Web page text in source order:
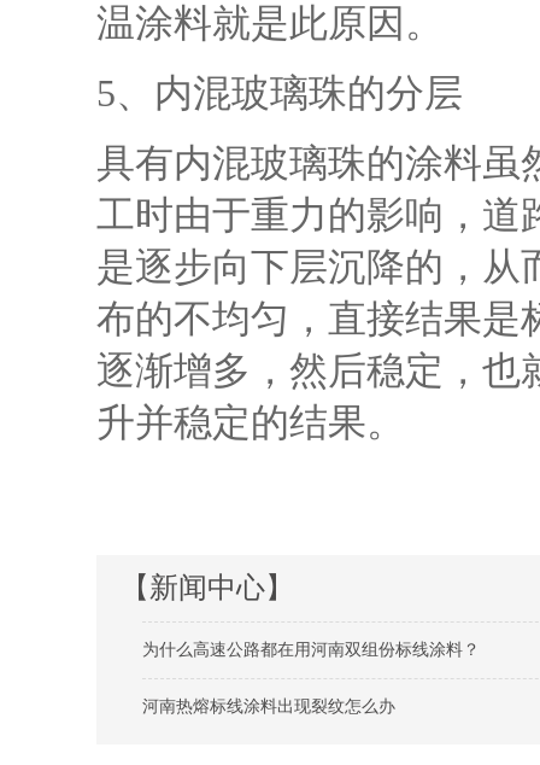
温涂料就是此原因。
5、内混玻璃珠的分层
具有内混玻璃珠的涂料虽
工时由于重力的影响，道
是逐步向下层沉降的，从
布的不均匀，直接结果是
逐渐增多，然后稳定，也
升并稳定的结果。
【新闻中心】
为什么高速公路都在用河南双组份标线涂料？
河南热熔标线涂料出现裂纹怎么办